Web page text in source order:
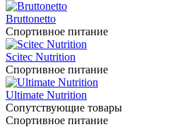
Bruttonetto
Спортивное питание
Scitec Nutrition
Спортивное питание
Ultimate Nutrition
Сопутствующие товары
Спортивное питание